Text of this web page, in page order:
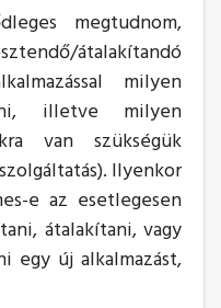
megtudnom,
átalakítandó
milyen
illetve milyen
van szükségük
Ilyenkor
e az esetlegesen
átalakítani, vagy
új alkalmazást,